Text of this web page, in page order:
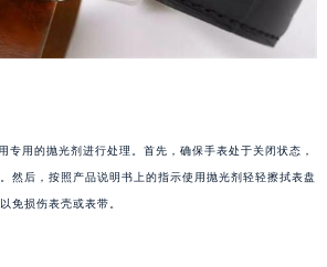
专用的抛光剂进行处理。首先，确保手表处于关闭状态，
然后，按照产品说明书上的指示使用抛光剂轻轻擦拭表盘
免损伤表壳或表带。